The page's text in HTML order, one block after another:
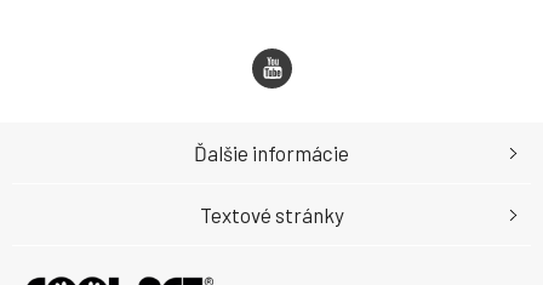
Ďalšie informácie
Textové stránky